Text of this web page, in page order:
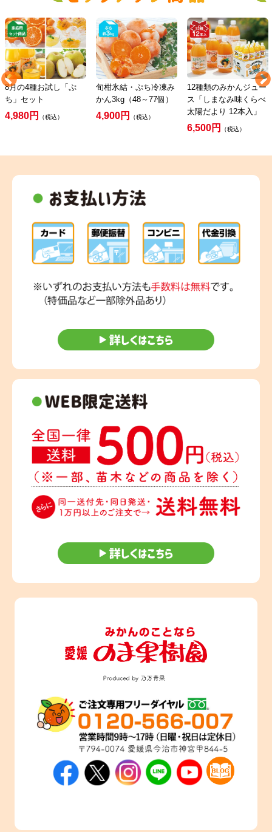
8月の4種お試し「ぷ
ち」セット
4,980円 （税込）
旬柑氷結・ぷち冷凍み
かん3kg（48～77個）
4,900円 （税込）
12種類のみかんジュー
ス「しまなみ味くらべ
太陽だより 12本入」
6,500円 （税込）